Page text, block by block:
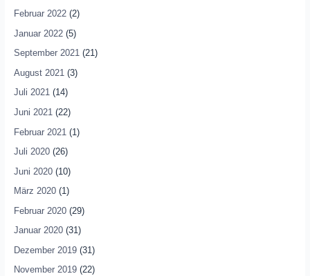
Februar 2022(2)
Januar 2022(5)
September 2021(21)
August 2021 (3)
Juli 2021(14)
Juni 2021 (22)
Februar 2021 (1)
Juli 2020(26)
Juni 2020(10)
März 2020(1)
Februar 2020(29)
Januar 2020(31)
Dezember 2019(31)
November 2019(22)